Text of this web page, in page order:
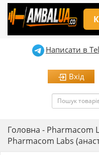
Написати в
Вхід
Головна - Pharmacom
Pharmacom Labs